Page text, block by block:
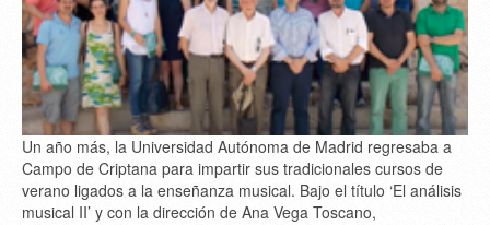
Un año más, la Universidad Autónoma de Madrid regresaba a
Campo de Criptana para impartir sus tradicionales cursos de
verano ligados a la enseñanza musical. Bajo el título ‘El análisis
musical II’ y con la dirección de Ana Vega Toscano,